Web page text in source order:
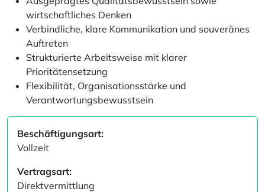
wirtschaftliches Denken
Verbindliche, klare Kommunikation und souveränes
Auftreten
Strukturierte Arbeitsweise mit klarer
Prioritätensetzung
Flexibilität, Organisationsstärke und
Verantwortungsbewusstsein
Beschäftigungsart:
Vollzeit
Vertragsart:
Direktvermittlung